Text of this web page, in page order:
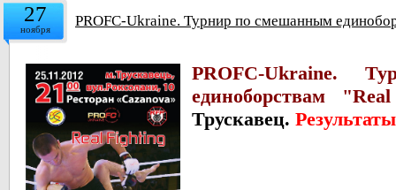
27
ноября PROFC-Ukraine. Турнир по смешанным
PROFC-Ukraine.
единоборствам
Трускавец.